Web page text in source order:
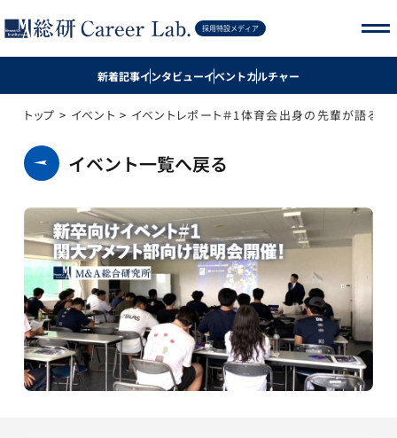
採用特設メディア
新着記事インタビューイベントカルチャー
新着記事
カルチャー
採用サイト
トップ> イベント> イベントレポート＃1体育会出身の先輩が語るリ
イベント一覧へ戻る